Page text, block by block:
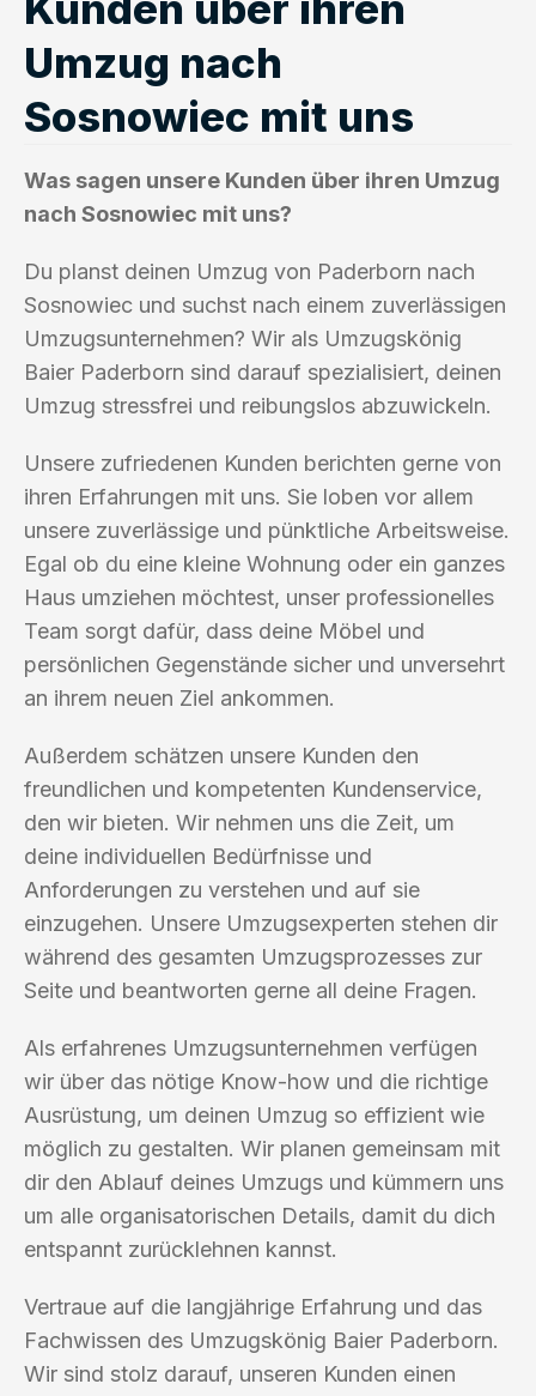
Umzug nach
Sosnowiec mit uns
Was sagen unsere Kunden über ihren Umzug
nach Sosnowiec mit uns?
Du planst deinen Umzug von Paderborn nach
Sosnowiec und suchst nach einem zuverlässigen
Umzugsunternehmen? Wir als Umzugskönig
Baier Paderborn sind darauf spezialisiert, deinen
Umzug stressfrei und reibungslos abzuwickeln.
Unsere zufriedenen Kunden berichten gerne von
ihren Erfahrungen mit uns. Sie loben vor allem
unsere zuverlässige und pünktliche Arbeitsweise.
Egal ob du eine kleine Wohnung oder ein ganzes
Haus umziehen möchtest, unser professionelles
Team sorgt dafür, dass deine Möbel und
persönlichen Gegenstände sicher und unversehrt
an ihrem neuen Ziel ankommen.
Außerdem schätzen unsere Kunden den
freundlichen und kompetenten Kundenservice,
den wir bieten. Wir nehmen uns die Zeit, um
deine individuellen Bedürfnisse und
Anforderungen zu verstehen und auf sie
einzugehen. Unsere Umzugsexperten stehen dir
während des gesamten Umzugsprozesses zur
Seite und beantworten gerne all deine Fragen.
Als erfahrenes Umzugsunternehmen verfügen
wir über das nötige Know-how und die richtige
Ausrüstung, um deinen Umzug so effizient wie
möglich zu gestalten. Wir planen gemeinsam mit
dir den Ablauf deines Umzugs und kümmern uns
um alle organisatorischen Details, damit du dich
entspannt zurücklehnen kannst.
Vertraue auf die langjährige Erfahrung und das
Fachwissen des Umzugskönig Baier Paderborn.
Wir sind stolz darauf, unseren Kunden einen